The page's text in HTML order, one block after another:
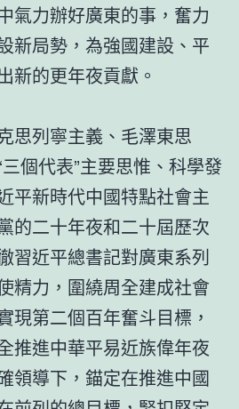
氣力辦好廣東的事，奮力
新局勢，為強國建設、平
新的更年夜貢獻。
思列寧主義、毛澤東思
個代表”主要思惟、科學發
平新時代中國特點社會主
的二十年夜和二十屆歷次
習近平總書記對廣東系列
精力，圍繞周全建成社會
現第二個百年奮斗目標，
推進中華平易近族偉年夜
領導下，錨定在推進中國